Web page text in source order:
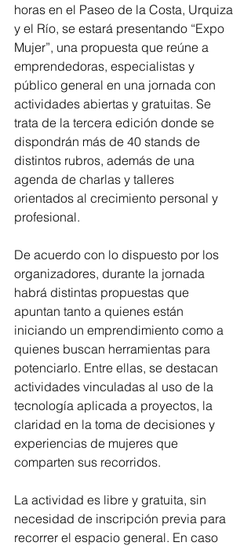
horas en el Paseo de la Costa, Urquiza
y el Río, se estará presentando “Expo
Mujer”, una propuesta que reúne a
emprendedoras, especialistas y
público general en una jornada con
actividades abiertas y gratuitas. Se
trata de la tercera edición donde se
dispondrán más de 40 stands de
distintos rubros, además de una
agenda de charlas y talleres
orientados al crecimiento personal y
profesional.
De acuerdo con lo dispuesto por los
organizadores, durante la jornada
habrá distintas propuestas que
apuntan tanto a quienes están
iniciando un emprendimiento como a
quienes buscan herramientas para
potenciarlo. Entre ellas, se destacan
actividades vinculadas al uso de la
tecnología aplicada a proyectos, la
claridad en la toma de decisiones y
experiencias de mujeres que
comparten sus recorridos.
La actividad es libre y gratuita, sin
necesidad de inscripción previa para
recorrer el espacio general. En caso